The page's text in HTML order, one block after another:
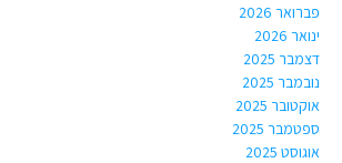
פברואר 2026
ינואר 2026
דצמבר 2025
נובמבר 2025
אוקטובר 2025
ספטמבר 2025
אוגוסט 2025